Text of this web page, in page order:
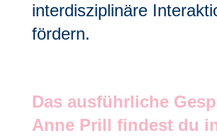
interdisziplinäre
fördern.
Das ausführliche
Anne Prill findest du